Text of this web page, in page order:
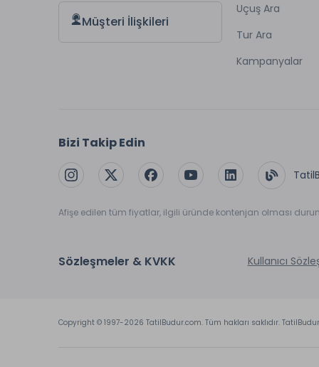
Müşteri İlişkileri
Uçuş Ara
Tur Ara
Kampanyalar
Bizi Takip Edin
Afişe edilen tüm fiyatlar, ilgili üründe kontenjan olması
Sözleşmeler & KVKK Kullanıcı
Copyright © 1997-2026 TatilBudur.com. Tüm hakları saklıdır.